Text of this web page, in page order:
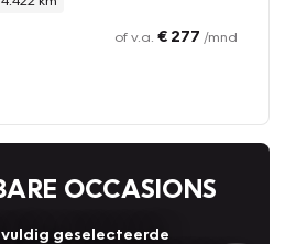
of v.a. € 277 /mnd
OCCASIONS
geselecteerde